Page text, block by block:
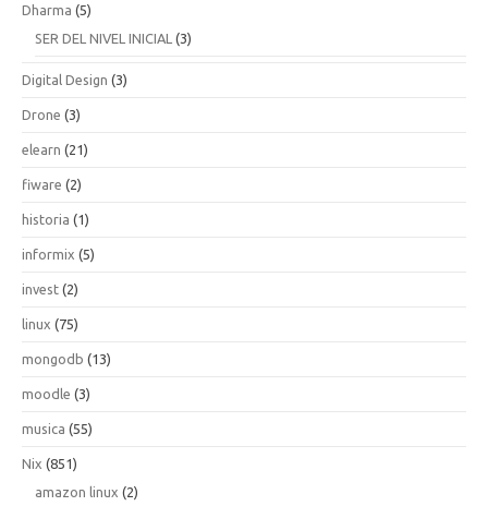
Dharma (5)
SER DEL NIVEL INICIAL (3)
Digital Design (3)
Drone (3)
elearn (21)
fiware (2)
historia (1)
informix (5)
invest (2)
linux (75)
mongodb (13)
moodle (3)
musica (55)
Nix (851)
amazon linux (2)